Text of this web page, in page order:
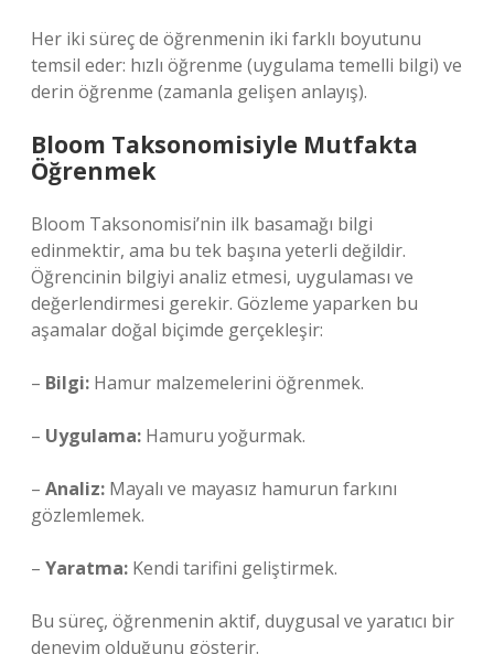
Her iki süreç de öğrenmenin iki farklı boyutunu
temsil eder: hızlı öğrenme (uygulama temelli bilgi) ve
derin öğrenme (zamanla gelişen anlayış).
Bloom Taksonomisiyle Mutfakta
Öğrenmek
Bloom Taksonomisi’nin ilk basamağı bilgi
edinmektir, ama bu tek başına yeterli değildir.
Öğrencinin bilgiyi analiz etmesi, uygulaması ve
değerlendirmesi gerekir. Gözleme yaparken bu
aşamalar doğal biçimde gerçekleşir:
– Bilgi: Hamur malzemelerini öğrenmek.
– Uygulama: Hamuru yoğurmak.
– Analiz: Mayalı ve mayasız hamurun farkını
gözlemlemek.
– Yaratma: Kendi tarifini geliştirmek.
Bu süreç, öğrenmenin aktif, duygusal ve yaratıcı bir
deneyim olduğunu gösterir.